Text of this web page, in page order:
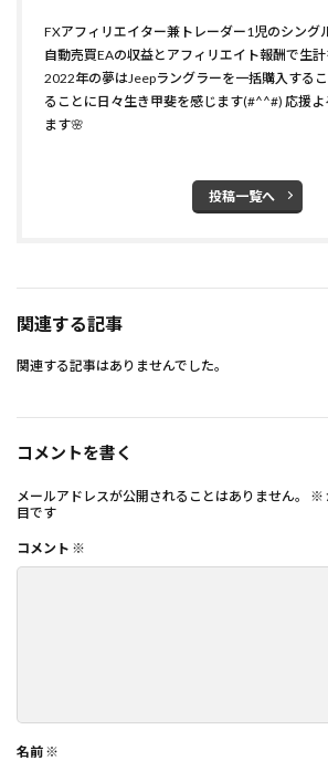
FXアフィリエイター兼トレーダー1児のシング
自動売買EAの収益とアフィリエイト報酬で生
2022年の夢はJeepラングラーを一括購入する
ることに日々生き甲斐を感じます(#^^#) 応援
ます🌸
投稿一覧へ
関連する記事
関連する記事はありませんでした。
コメントを書く
メールアドレスが公開されることはありません。 ※
目です
コメント ※
名前 ※